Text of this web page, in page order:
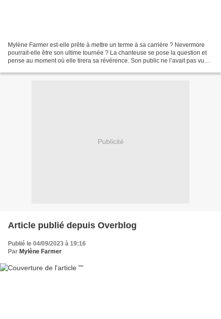
Mylène Farmer est-elle prête à mettre un terme à sa carrière ? Nevermore
pourrait-elle être son ultime tournée ? La chanteuse se pose la question et
pense au moment où elle tirera sa révérence. Son public ne l’avait pas vue
Publicité
Article publié depuis Overblog
Publié le 04/09/2023 à 19:16
Par Mylène Farmer